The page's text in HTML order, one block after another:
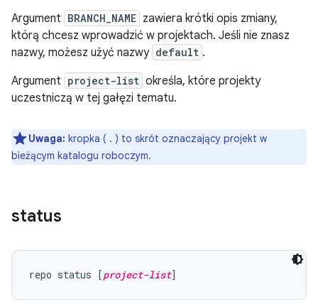
Argument BRANCH_NAME zawiera krótki opis zmiany,
którą chcesz wprowadzić w projektach. Jeśli nie znasz
nazwy, możesz użyć nazwy default .
Argument project-list określa, które projekty
uczestniczą w tej gałęzi tematu.
Uwaga: kropka ( . ) to skrót oznaczający projekt w
bieżącym katalogu roboczym.
status
repo status [project-list